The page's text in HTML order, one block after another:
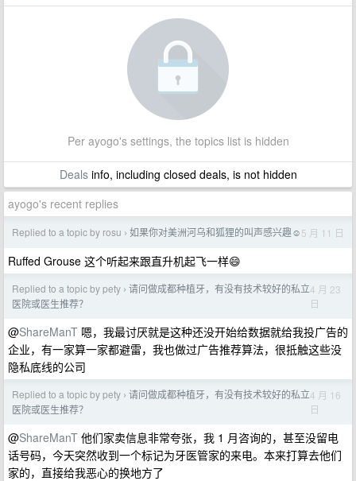
Per ayogo's settings, the topics list is hidden
Dealsinfo, including closed deals, is not hidden
ayogo's recent replies
Replied to a topic by rosu › 如果你对美洲河乌和狐狸的叫声感兴趣☺️5 月 11 日
Ruffed Grouse 这个听起来跟直升机起飞一样😄
Replied to a topic by pety › 请问做成都种植牙，有没有技术较好的私立
医院或医生推荐？
4 月 23
日
@ShareManT 嗯，我最讨厌就是这种还没开始给数据就给我投广告的
企业，有一家算一家都避雷，我也做过广告推荐算法，很抵触这些没
隐私底线的公司
Replied to a topic by pety › 请问做成都种植牙，有没有技术较好的私立
医院或医生推荐？
4 月 16
日
@ShareManT 他们家卖信息非常夸张，我 1 月咨询的，甚至没留电
话号码，今天突然收到一个标记为牙医管家的来电。本来打算去他们
家的，直接给我恶心的换地方了